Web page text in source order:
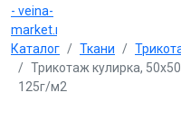
- veina-
market.ru
Каталог
Ткани
Трикотаж кулирка,
125г/м2